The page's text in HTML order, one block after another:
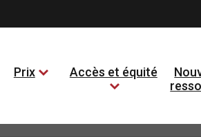
Prix Accès et équité